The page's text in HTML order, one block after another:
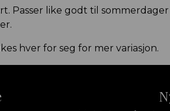
like godt til sommerdager
hver for seg for mer variasjon.